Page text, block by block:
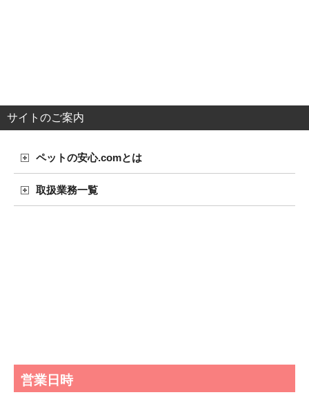
サイトのご案内
ペットの安心.comとは
取扱業務一覧
営業日時